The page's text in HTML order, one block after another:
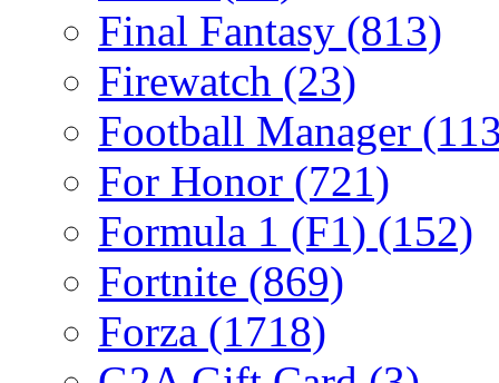
Final Fantasy (813)
Firewatch (23)
Football Manager
For Honor (721)
Formula 1 (F1) (152)
Fortnite (869)
Forza (1718)